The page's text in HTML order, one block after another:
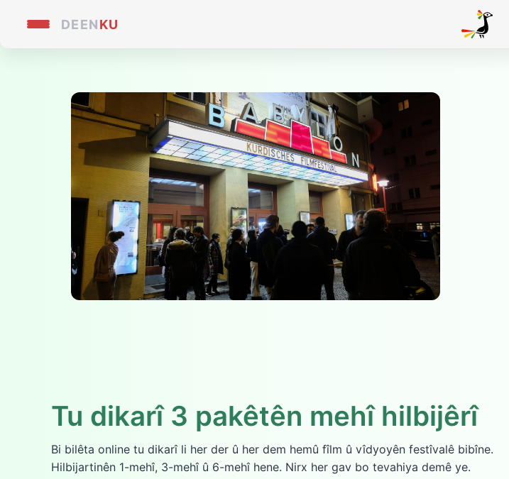
DEENKU
Tu dikarî 3 pakêtên mehî hilbijêrî
Bi bilêta online tu dikarî li her der û her dem hemû fîlm û vîdyoyên festîvalê bibîne.
Hilbijartinên 1-mehî, 3-mehî û 6-mehî hene. Nirx her gav bo tevahiya demê ye.